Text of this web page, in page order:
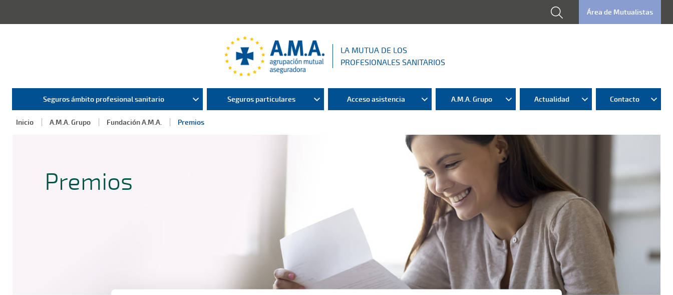
Área de Mutualistas
LA MUTUA DE LOS
PROFESIONALES SANITARIOS
Seguros ámbito profesional sanitario Seguros particulares Acceso asistencia A.M.A. Grupo Actualidad Contacto
Inicio A.M.A. Grupo Fundación A.M.A. Premios
Premios